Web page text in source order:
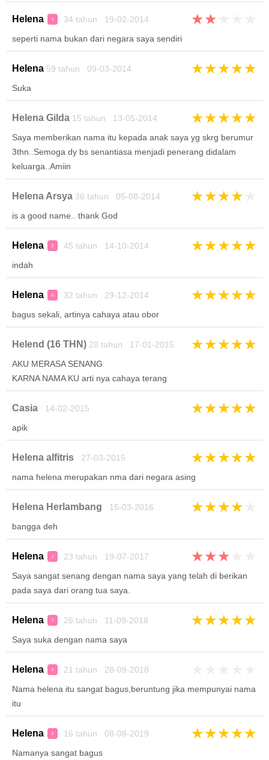
Helena ♀ 34 tahun 19-02-2014 ★★
seperti nama bukan dari negara saya sendiri
Helena 59 tahun 09-03-2014 ★★★★★
Suka
Helena Gilda 15 tahun 13-05-2014 ★★★★★
Saya memberikan nama itu kepada anak saya yg skrg berumur
3thn..Semoga dy bs senantiasa menjadi penerang didalam
keluarga..Amiin
Helena Arsya 36 tahun 05-08-2014 ★★★★
is a good name.. thank God
Helena ♀ 45 tahun 14-10-2014 ★★★★★
indah
Helena ♀ 32 tahun 29-12-2014 ★★★★★
bagus sekali, artinya cahaya atau obor
Helend (16 THN) 28 tahun 17-01-2015 ★★★★★
AKU MERASA SENANG
KARNA NAMA KU arti nya cahaya terang
Casia 14-02-2015 ★★★★★
apik
Helena alfitris 27-03-2015 ★★★★★
nama helena merupakan nma dari negara asing
Helena Herlambang 15-03-2016 ★★★★
bangga deh
Helena ♀ 23 tahun 19-07-2017 ★★★
Saya sangat senang dengan nama saya yang telah di berikan
pada saya dari orang tua saya.
Helena ♀ 26 tahun 11-09-2018 ★★★★★
Saya suka dengan nama saya
Helena ♀ 21 tahun 28-09-2018
Nama helena itu sangat bagus,beruntung jika mempunyai nama
itu
Helena ♀ 16 tahun 08-08-2019 ★★★★★
Namanya sangat bagus